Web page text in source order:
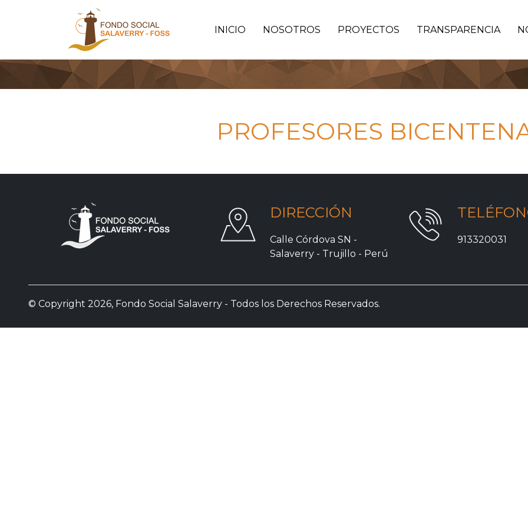
INICIO NOSOTROS PROYECTOS TRANSPARENCIA
PROFESORES
DIRECCIÓN
Calle Córdova SN -
Salaverry - Trujillo - Perú
913320031
© Copyright 2026, Fondo Social Salaverry - Todos los Derechos Reservados.